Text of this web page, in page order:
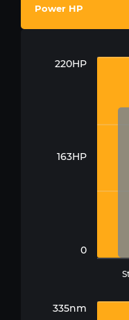
Power HP
220HP
163HP
0
335nm